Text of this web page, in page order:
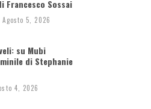
Francesco Sossai
Agosto 5, 2026
su Mubi
di Stephanie
4, 2026